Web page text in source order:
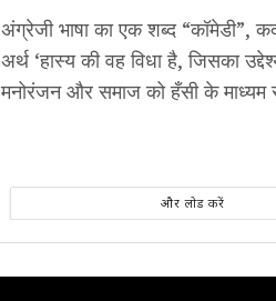
अंग्रेजी भाषा का एक शब्द “कॉमेडी”,
अर्थ ‘हास्य की वह विधा है, जिसका
मनोरंजन और समाज को हँसी के माध्यम
और लोड करें